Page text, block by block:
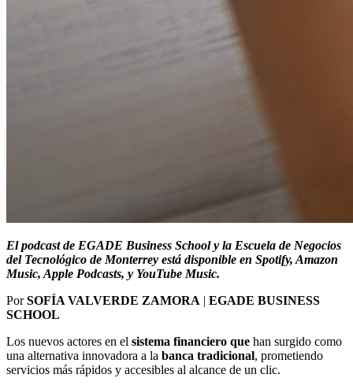
El podcast de EGADE Business School y la Escuela de Negocios
del Tecnológico de Monterrey está disponible en Spotify, Amazon
Music, Apple Podcasts, y YouTube Music.
PorSOFÍA VALVERDE ZAMORA | EGADE BUSINESS
SCHOOL
Los nuevos actores en el sistema financiero que han surgido como
una alternativa innovadora a la banca tradicional, prometiendo
servicios más rápidos y accesibles al alcance de un clic.